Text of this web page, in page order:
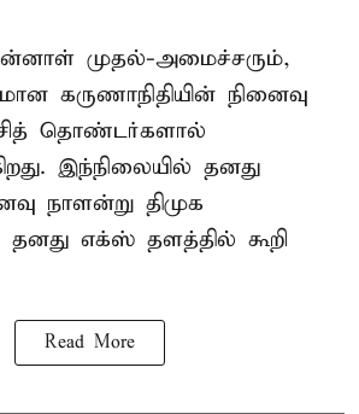
முதல்-அமைச்சரும்,
கருணாநிதியின் நினைவு
தொண்டர்களால்
இந்நிலையில் தனது
நாளன்று திமுக
தனது எக்ஸ் தளத்தில் கூறி
Read More